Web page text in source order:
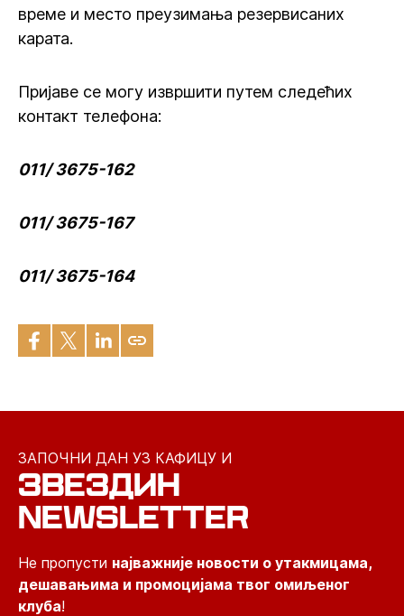
време и место преузимања резервисаних
карата.
Пријаве се могу извршити путем следећих
контакт телефона:
011/ 3675-162
011/ 3675-167
011/ 3675-164
ЗАПОЧНИ ДАН УЗ КАФИЦУ И
ЗВЕЗДИН
NEWSLETTER
Не пропусти најважније новости о утакмицама,
дешавањима и промоцијама твог омиљеног
клуба!